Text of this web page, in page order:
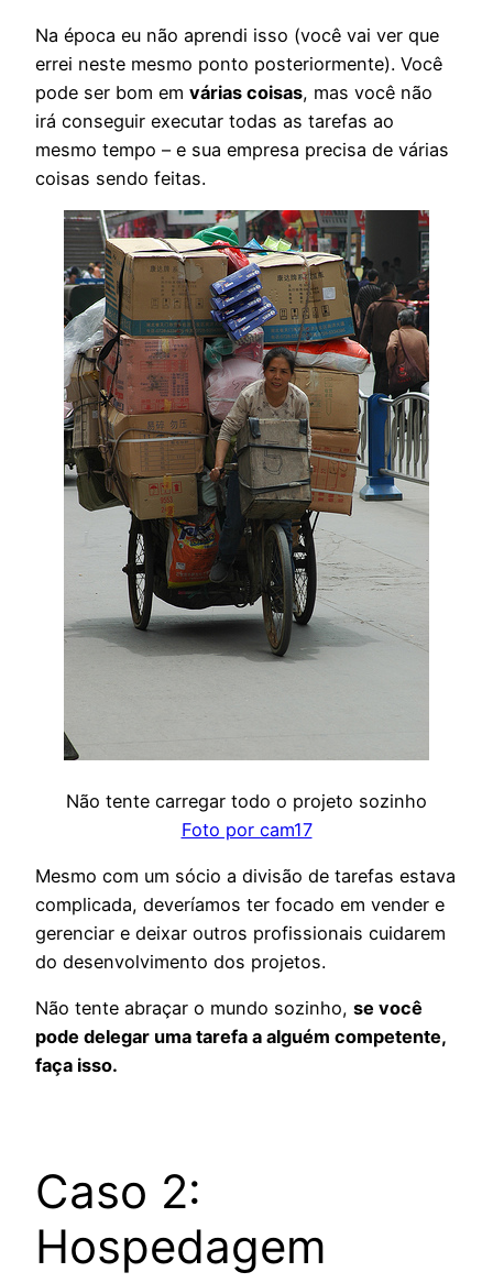
Na época eu não aprendi isso (você vai ver que
errei neste mesmo ponto posteriormente). Você
pode ser bom em várias coisas, mas você não
irá conseguir executar todas as tarefas ao
mesmo tempo – e sua empresa precisa de várias
coisas sendo feitas.
Não tente carregar todo o projeto sozinho
Foto por cam17
Mesmo com um sócio a divisão de tarefas estava
complicada, deveríamos ter focado em vender e
gerenciar e deixar outros profissionais cuidarem
do desenvolvimento dos projetos.
Não tente abraçar o mundo sozinho, se você
pode delegar uma tarefa a alguém competente,
faça isso.
Caso 2:
Hospedagem